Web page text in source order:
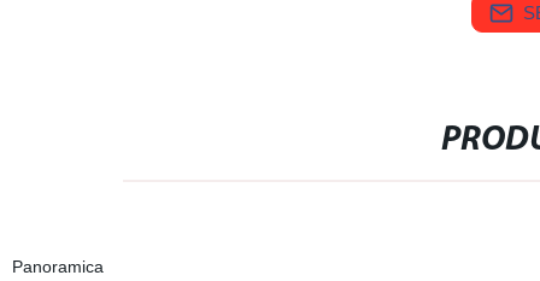
Panoramica